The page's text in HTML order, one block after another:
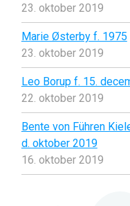
23. oktober 2019
Marie Østerby f. 1975
23. oktober 2019
Leo Borup f. 15.
22. oktober 2019
Bente von Führen
d. oktober 2019
16. oktober 2019